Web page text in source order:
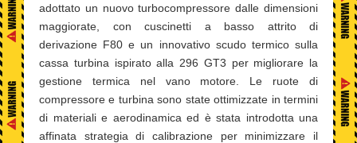
adottato un nuovo turbocompressore dalle dimensioni
maggiorate, con cuscinetti a basso attrito di
derivazione F80 e un innovativo scudo termico sulla
cassa turbina ispirato alla 296 GT3 per migliorare la
gestione termica nel vano motore. Le ruote di
compressore e turbina sono state ottimizzate in termini
di materiali e aerodinamica ed è stata introdotta una
affinata strategia di calibrazione per minimizzare il